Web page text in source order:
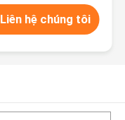
Liên hệ chúng tôi